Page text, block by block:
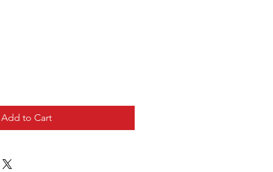
Add to Cart